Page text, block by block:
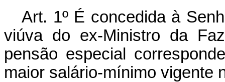
Art. 1º É concedida à
viúva do ex-Ministro da
pensão especial
maior salário-mínimo vigente